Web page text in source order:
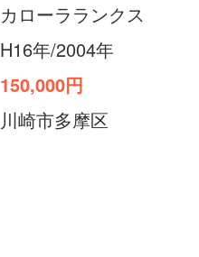
カローラランクス
H16年/2004年
150,000円
川崎市多摩区